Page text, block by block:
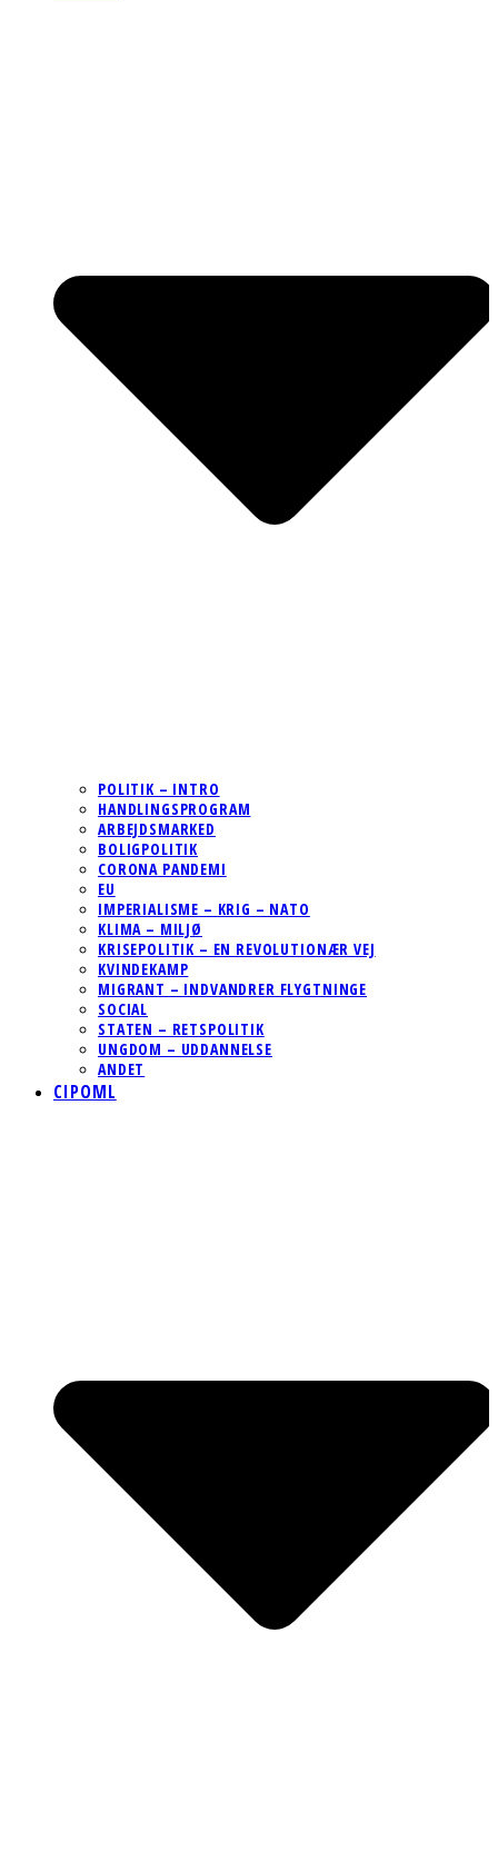
POLITIK – INTRO
HANDLINGSPROGRAM
ARBEJDSMARKED
BOLIGPOLITIK
CORONA PANDEMI
EU
IMPERIALISME – KRIG – NATO
KLIMA – MILJØ
KRISEPOLITIK – EN REVOLUTIONÆR VEJ
KVINDEKAMP
MIGRANT – INDVANDRER FLYGTNINGE
SOCIAL
STATEN – RETSPOLITIK
UNGDOM – UDDANNELSE
ANDET
CIPOML